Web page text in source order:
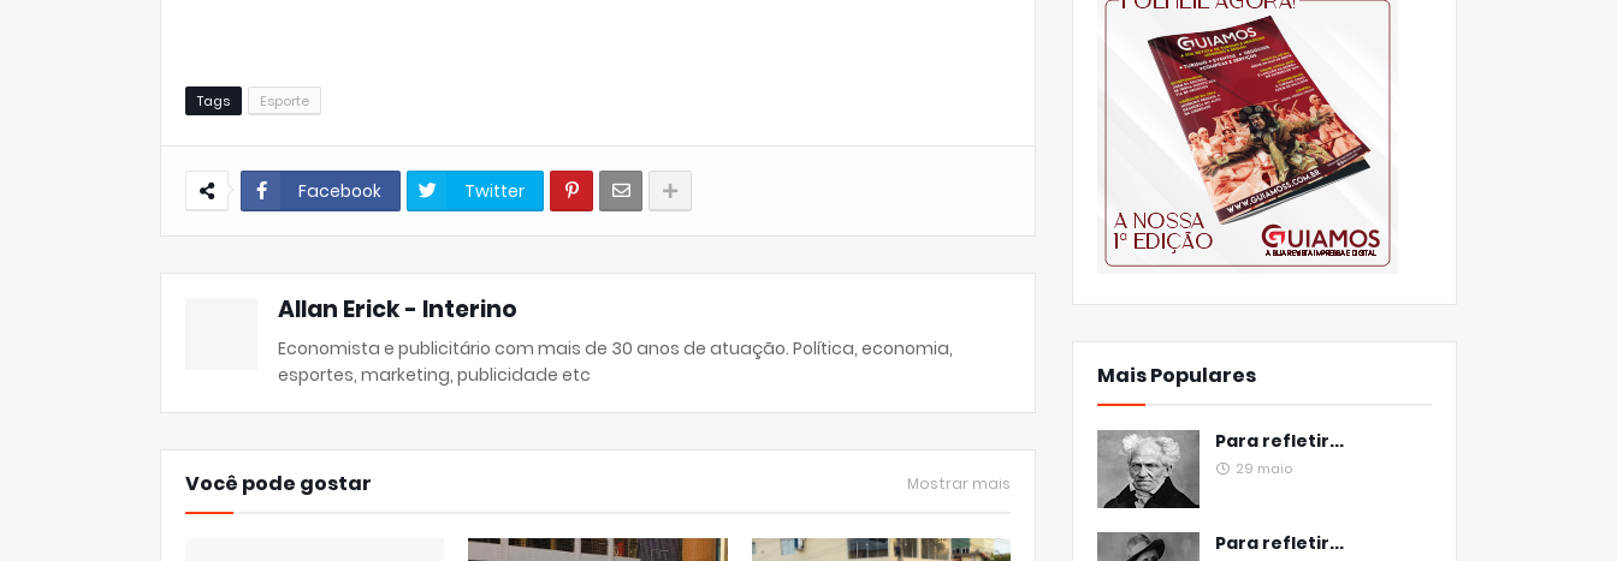
Tags Esporte
Facebook Twitter
Allan Erick - Interino
Economista e publicitário com mais de 30 anos de atuação. Política, economia,
esportes, marketing, publicidade etc
Você pode gostar Mostrar mais
Mais Populares
Para refletir...
29 maio
Para refletir...